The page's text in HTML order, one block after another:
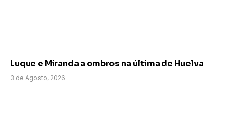
Luque e Miranda a ombros na última de Huelva
3 de Agosto, 2026